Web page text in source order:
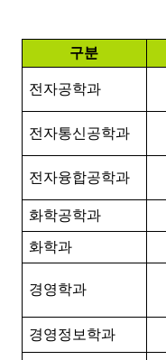
구분
전자공학과
전자통신공학과
전자융합공학과
화학공학과
화학과
경영학과
경영정보학과